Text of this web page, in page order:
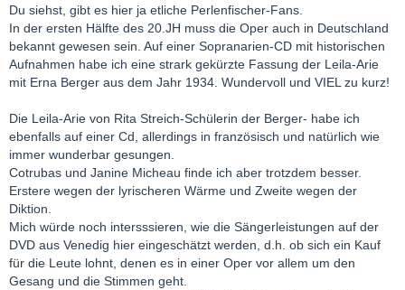
Du siehst, gibt es hier ja etliche Perlenfischer-Fans.
In der ersten Hälfte des 20.JH muss die Oper auch in Deutschland
bekannt gewesen sein. Auf einer Sopranarien-CD mit historischen
Aufnahmen habe ich eine strark gekürzte Fassung der Leila-Arie
mit Erna Berger aus dem Jahr 1934. Wundervoll und VIEL zu kurz!
Die Leila-Arie von Rita Streich-Schülerin der Berger- habe ich
ebenfalls auf einer Cd, allerdings in französisch und natürlich wie
immer wunderbar gesungen.
Cotrubas und Janine Micheau finde ich aber trotzdem besser.
Erstere wegen der lyrischeren Wärme und Zweite wegen der
Diktion.
Mich würde noch intersssieren, wie die Sängerleistungen auf der
DVD aus Venedig hier eingeschätzt werden, d.h. ob sich ein Kauf
für die Leute lohnt, denen es in einer Oper vor allem um den
Gesang und die Stimmen geht.